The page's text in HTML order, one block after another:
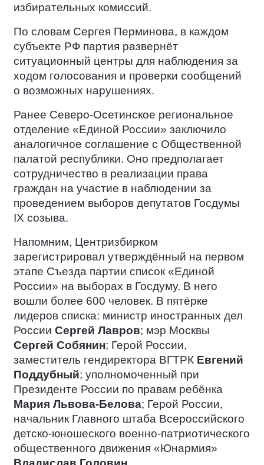
избирательных комиссий.
По словам Сергея Перминова, в каждом
субъекте РФ партия развернёт
ситуационный центры для наблюдения за
ходом голосования и проверки сообщений
о возможных нарушениях.
Ранее Северо-Осетинское региональное
отделение «Единой России» заключило
аналогичное соглашение с Общественной
палатой республики. Оно предполагает
сотрудничество в реализации права
граждан на участие в наблюдении за
проведением выборов депутатов Госдумы
IX созыва.
Напомним, Центризбирком
зарегистрировал утверждённый на первом
этапе Съезда партии список «Единой
России» на выборах в Госдуму. В него
вошли более 600 человек. В пятёрке
лидеров списка: министр иностранных дел
России Сергей Лавров; мэр Москвы
Сергей Собянин; Герой России,
заместитель гендиректора ВГТРК Евгений
Поддубный; уполномоченный при
Президенте России по правам ребёнка
Мария Львова-Белова; Герой России,
начальник Главного штаба Всероссийского
детско-юношеского военно-патриотического
общественного движения «Юнармия»